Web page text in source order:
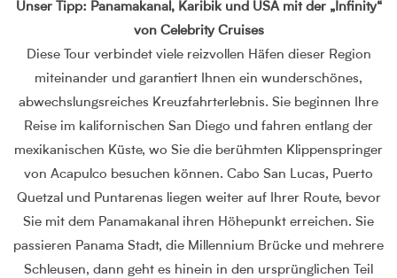
Unser Tipp: Panamakanal, Karibik und USA mit der „Infinity“
von Celebrity Cruises
Diese Tour verbindet viele reizvollen Häfen dieser Region
miteinander und garantiert Ihnen ein wunderschönes,
abwechslungsreiches Kreuzfahrterlebnis. Sie beginnen Ihre
Reise im kalifornischen San Diego und fahren entlang der
mexikanischen Küste, wo Sie die berühmten Klippenspringer
von Acapulco besuchen können. Cabo San Lucas, Puerto
Quetzal und Puntarenas liegen weiter auf Ihrer Route, bevor
Sie mit dem Panamakanal ihren Höhepunkt erreichen. Sie
passieren Panama Stadt, die Millennium Brücke und mehrere
Schleusen, dann geht es hinein in den ursprünglichen Teil